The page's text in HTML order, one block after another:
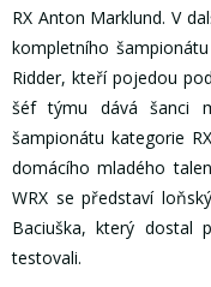
RX Anton Marklund. V
kompletního
Ridder, kteří pojedou
šéf týmu dává šanci
šampionátu kategorie
domácího mladého
WRX se představí
Baciuška, který dostal
testovali.